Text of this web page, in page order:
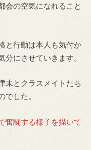
会の空気になれること
と行動は本人も気付か
にさせていきます。
未とクラスメイトたち
した。
奮闘する様子を描いて